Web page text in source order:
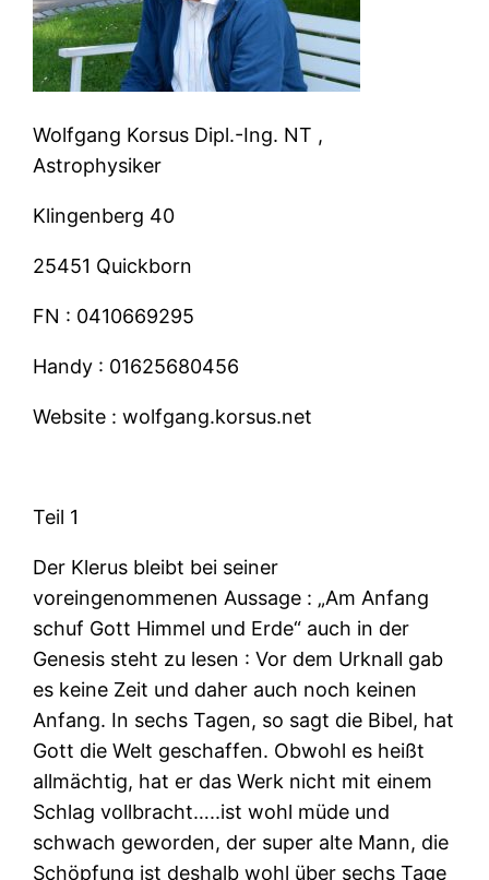
Wolfgang Korsus Dipl.-Ing. NT ,
Astrophysiker
Klingenberg 40
25451 Quickborn
FN : 0410669295
Handy : 01625680456
Website : wolfgang.korsus.net
Teil 1
Der Klerus bleibt bei seiner
voreingenommenen Aussage : „Am Anfang
schuf Gott Himmel und Erde“ auch in der
Genesis steht zu lesen : Vor dem Urknall gab
es keine Zeit und daher auch noch keinen
Anfang. In sechs Tagen, so sagt die Bibel, hat
Gott die Welt geschaffen. Obwohl es heißt
allmächtig, hat er das Werk nicht mit einem
Schlag vollbracht…..ist wohl müde und
schwach geworden, der super alte Mann, die
Schöpfung ist deshalb wohl über sechs Tage